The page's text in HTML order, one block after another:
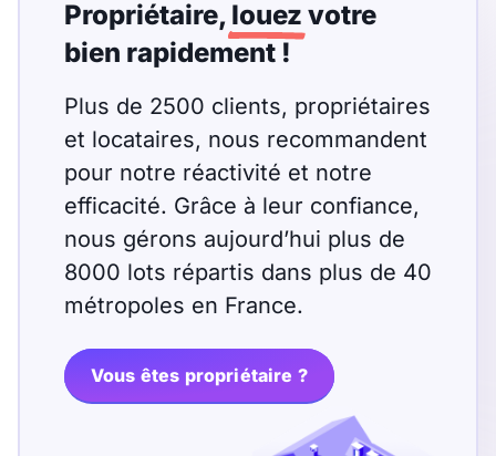
Superficie
m2
m2
Nombre de chambres
disponibles
chambres
disponibles
Propriétaire, louez votre
bien rapidement !
Plus de 2500 clients, propriétaires
et locataires, nous recommandent
pour notre réactivité et notre
efficacité. Grâce à leur confiance,
nous gérons aujourd’hui plus de
8000 lots répartis dans plus de 40
métropoles en France.
Vous êtes propriétaire ?